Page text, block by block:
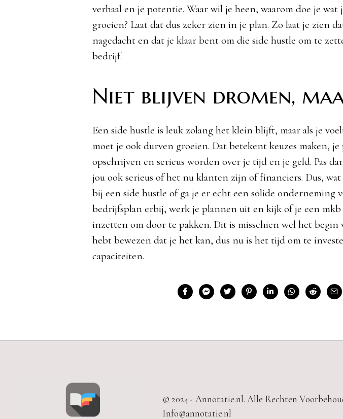
verhaal en je potentie. Waar wil je heen, waarom doe je wat
groeien? Laat dat dus zeker zien in je plan. Zo laat je zien
nagedacht en dat je klaar bent om die side hustle om te
bedrijf.
Niet blijven dromen,
Een side hustle is leuk zolang het klein blijft, maar als je
moet je ook durven groeien. Dat betekent keuzes maken,
opschrijven en serieus worden over je tijd en je geld. Pas
jou ook serieus of het nu klanten zijn of financiers. Dus,
bij een side hustle of ga je er echt een solide onderneming
bedrijfsplan erbij, werk je plannen uit en kijk of je een
inzetten om door te pakken. Dit is misschien wel het begin
hebt bewezen dat je het kan, dus nu is het tijd om te
capaciteiten.
© 2024 - Annotatie.nl. Alle Rechten
Info@annotatie.nl